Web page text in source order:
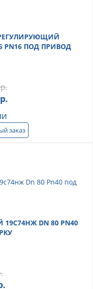
PN16 ПОД ПРИВОД
р.
р.
заказ
DN 80 PN40